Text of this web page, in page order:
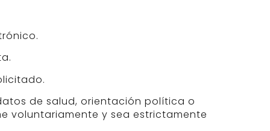
de salud, orientación política o
voluntariamente y sea estrictamente